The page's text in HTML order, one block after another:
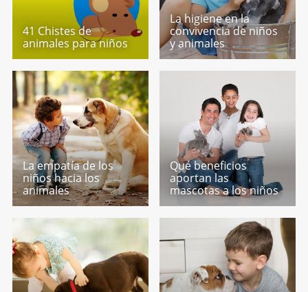
41 Chistes de
animales para niños
La higiene en la
convivencia de niños
y animales
La empatía de los
niños hacia los
animales
Qué beneficios
aportan las
mascotas a los niños